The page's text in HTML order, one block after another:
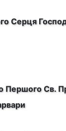
Серця
Першого Св.